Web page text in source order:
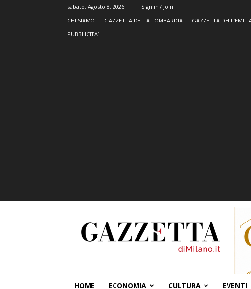
sabato, Agosto 8, 2026
Sign in / Join
CHI SIAMO
GAZZETTA DELLA LOMBARDIA GAZZETTA
PUBBLICITA’
HOME ECONOMIA CULTURA EVENTI